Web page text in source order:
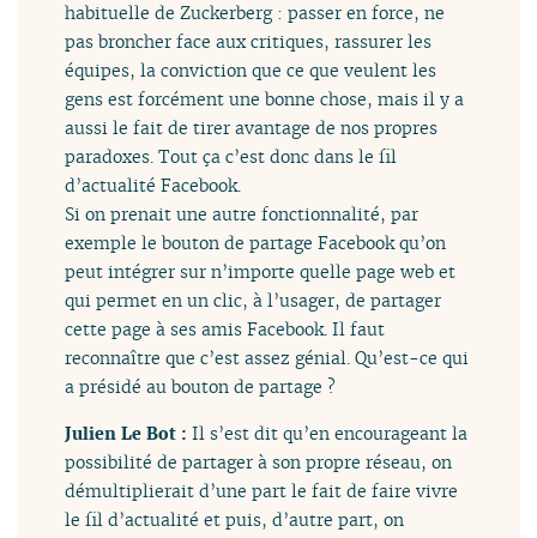
habituelle de Zuckerberg : passer en force, ne
pas broncher face aux critiques, rassurer les
équipes, la conviction que ce que veulent les
gens est forcément une bonne chose, mais il y a
aussi le fait de tirer avantage de nos propres
paradoxes. Tout ça c’est donc dans le fil
d’actualité Facebook.
Si on prenait une autre fonctionnalité, par
exemple le bouton de partage Facebook qu’on
peut intégrer sur n’importe quelle page web et
qui permet en un clic, à l’usager, de partager
cette page à ses amis Facebook. Il faut
reconnaître que c’est assez génial. Qu’est-ce qui
a présidé au bouton de partage ?
Julien Le Bot :Il s’est dit qu’en encourageant la
possibilité de partager à son propre réseau, on
démultiplierait d’une part le fait de faire vivre
le fil d’actualité et puis, d’autre part, on